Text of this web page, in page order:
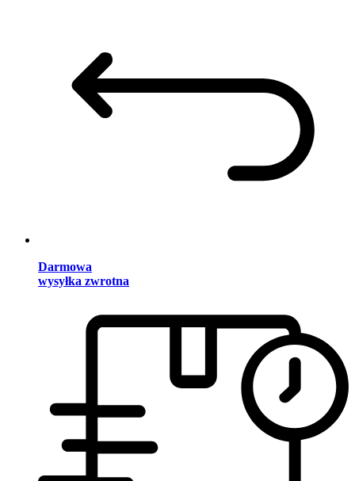
Darmowa
wysyłka zwrotna